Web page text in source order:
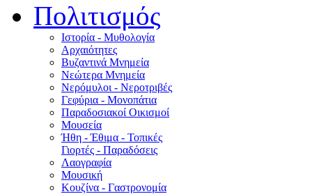
Πολιτισμός
Ιστορία - Μυθολογία
Αρχαιότητες
Βυζαντινά Μνημεία
Νεώτερα Μνημεία
Νερόμυλοι - Nεροτριβές
Γεφύρια - Μονοπάτια
Παραδοσιακοί Οικισμοί
Μουσεία
Ήθη - Έθιμα - Τοπικές
Γιορτές - Παραδόσεις
Λαογραφία
Μουσική
Κουζίνα - Γαστρονομία